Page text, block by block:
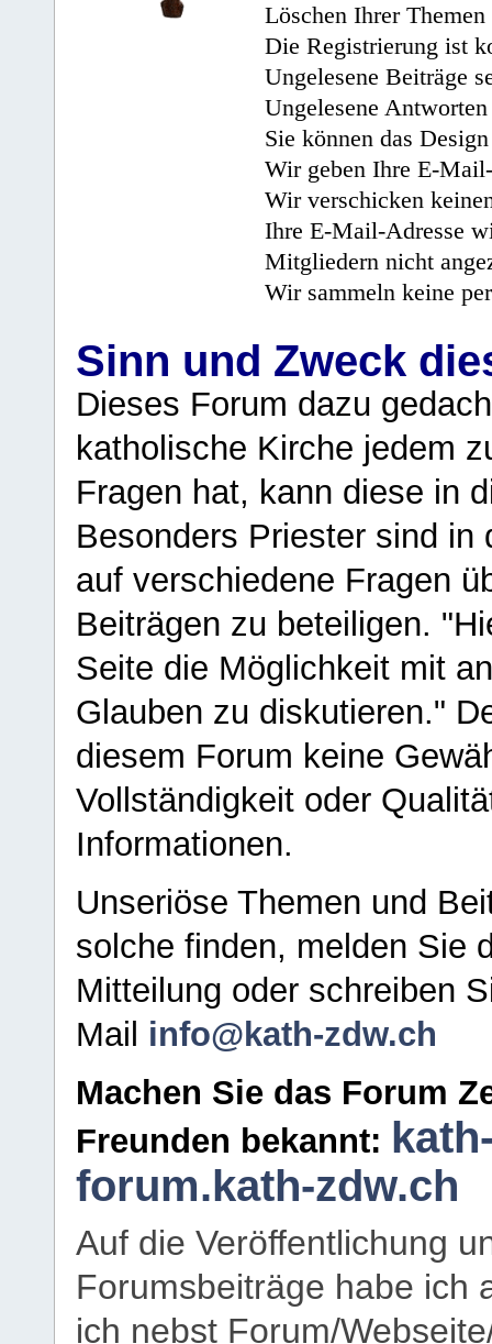
Löschen Ihrer
Die Registrierung ist
Ungelesene Beiträge
Ungelesene
Sie können das
Wir geben Ihre E-
Wir verschicken
Ihre E-Mail-Adresse
Mitgliedern nicht
Wir sammeln keine
Sinn und Zweck
Dieses Forum dazu
katholische Kirche jedem
Fragen hat, kann diese in
Besonders Priester sind in
auf verschiedene Fragen
Beiträgen zu beteiligen.
Seite die Möglichkeit mit
Glauben zu diskutieren."
diesem Forum keine
Vollständigkeit oder
Informationen.
Unseriöse Themen und
solche finden, melden Sie
Mitteilung oder schreiben
Mail info@kath-zdw.ch
Machen Sie das Forum
Freunden bekannt:
forum.kath-zdw.ch
Auf die Veröffentlichung
Forumsbeiträge habe ich
ich nebst Forum/